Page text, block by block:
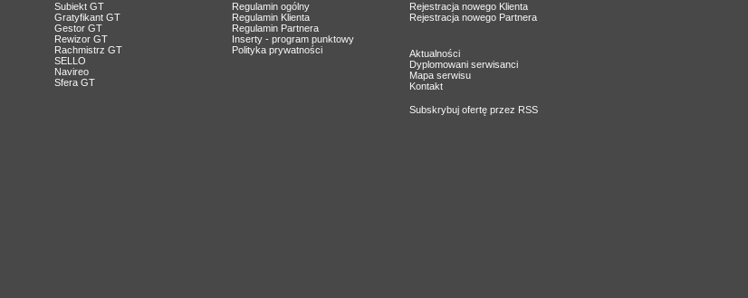
Subiekt GT
Gratyfikant GT
Gestor GT
Rewizor GT
Rachmistrz GT
SELLO
Navireo
Sfera GT
Regulamin ogólny
Regulamin Klienta
Regulamin Partnera
Inserty - program punktowy
Polityka prywatności
Rejestracja nowego Klienta
Rejestracja nowego Partnera
Aktualności
Dyplomowani serwisanci
Mapa serwisu
Kontakt
Subskrybuj ofertę przez RSS